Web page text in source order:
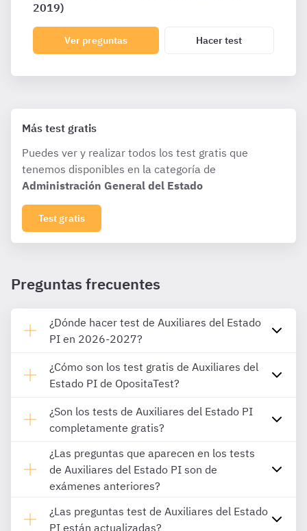
2019)
Ver preguntas Hacer test
Más test gratis
Puedes ver y realizar todos los test gratis que
tenemos disponibles en la categoría de
Administración General del Estado
Test gratis
Preguntas frecuentes
¿Dónde hacer test de Auxiliares del Estado
PI en 2026-2027?
¿Cómo son los test gratis de Auxiliares del
Estado PI de OpositaTest?
¿Son los tests de Auxiliares del Estado PI
completamente gratis?
¿Las preguntas que aparecen en los tests
de Auxiliares del Estado PI son de
exámenes anteriores?
¿Las preguntas test de Auxiliares del Estado
PI están actualizadas?